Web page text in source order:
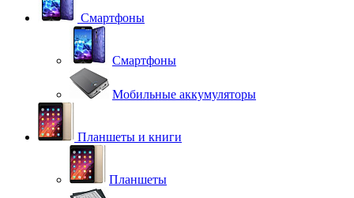
Смартфоны
Смартфоны
Мобильные аккумуляторы
Планшеты и книги
Планшеты